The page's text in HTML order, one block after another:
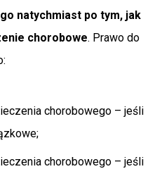
natychmiast po tym, jak
chorobowe. Prawo do
chorobowego – jeśli
chorobowego – jeśli